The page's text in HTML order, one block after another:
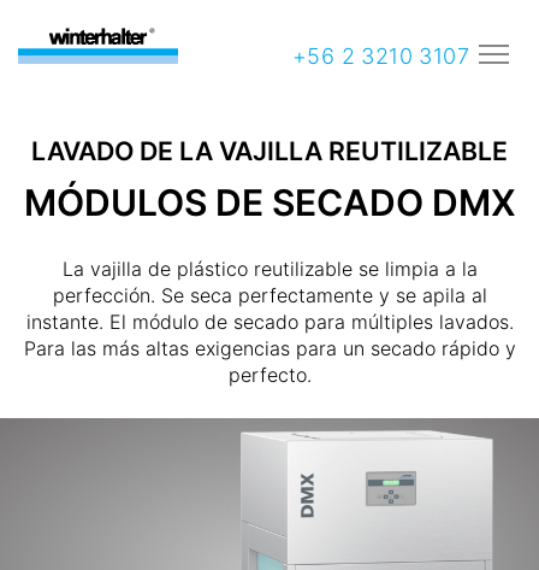
+56 2 3210 3107
LAVADO DE LA VAJILLA REUTILIZABLE
MÓDULOS DE SECADO DMX
La vajilla de plástico reutilizable se limpia a la
perfección. Se seca perfectamente y se apila al
instante. El módulo de secado para múltiples lavados.
Para las más altas exigencias para un secado rápido y
perfecto.